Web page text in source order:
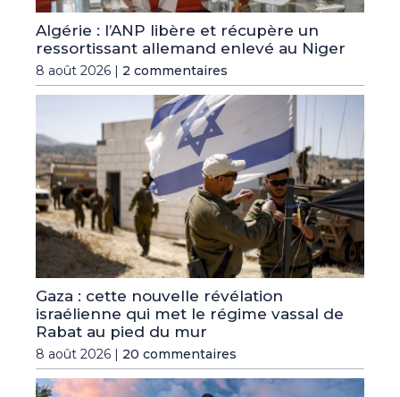
Algérie : l’ANP libère et récupère un
ressortissant allemand enlevé au Niger
8 août 2026 | 2 commentaires
Gaza : cette nouvelle révélation
israélienne qui met le régime vassal de
Rabat au pied du mur
8 août 2026 | 20 commentaires